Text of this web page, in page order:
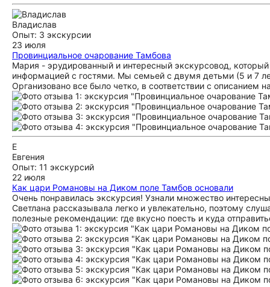
Владислав
Опыт: 3 экскурсии
23 июля
Провинциальное очарование Тамбова
Мария - эрудированный и интересный экскурсовод,
информацией с гостями. Мы семьей с двумя детьми (5 и 7
Организовано все было четко, в соответствии с описанием
Е
Евгения
Опыт: 11 экскурсий
22 июля
Как цари Романовы на Диком поле Тамбов основали
Очень понравилась экскурсия! Узнали множество
Светлана рассказывала легко и увлекательно, поэтому
полезные рекомендации: где вкусно поесть и куда